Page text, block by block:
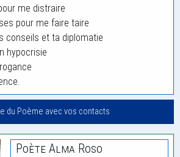
me distraire
pour me faire taire
conseils et ta diplomatie
hypocrisie
du Poème avec vos contacts
Poète Alma Roso